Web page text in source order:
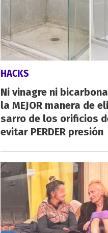
HACKS
Ni vinagre ni
la MEJOR manera de
sarro de los orificios
evitar PERDER presión